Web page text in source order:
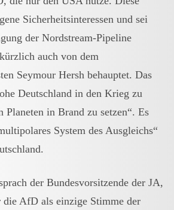
Sicherheitsinteressen und sei
der Nordstream-Pipeline
auch von dem
Seymour Hersh behauptet. Das
Deutschland in den Krieg zu
Planeten in Brand zu setzen“. Es
System des Ausgleichs“
der Bundesvorsitzende der JA,
die AfD als einzige Stimme der